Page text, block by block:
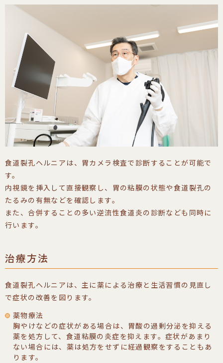
食道裂孔ヘルニアは、胃カメラ検査で診断することが可能で
す。
内視鏡を挿入して直接観察し、胃の粘膜の状態や食道裂孔の
たるみの有無などを確認します。
また、合併することの多い逆流性食道炎の診断なども同時に
行います。
治療方法
食道裂孔ヘルニアは、主に薬による治療と生活習慣の見直し
で症状の改善を図ります。
薬物療法
胸やけなどの症状がある場合は、胃酸の過剰分泌を抑える
薬を処方して、食道粘膜の炎症を抑えます。症状があまり
ない場合には、薬は処方をせずに経過観察をすることもあ
ります。